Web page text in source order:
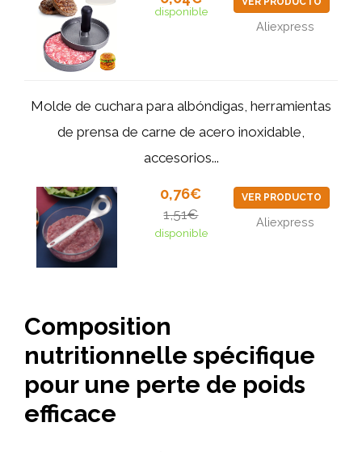
disponible
Aliexpress
Molde de cuchara para albóndigas, herramientas
de prensa de carne de acero inoxidable,
accesorios...
0,76€
1,51€
disponible
VER PRODUCTO
Aliexpress
Composition
nutritionnelle spécifique
pour une perte de poids
efficace